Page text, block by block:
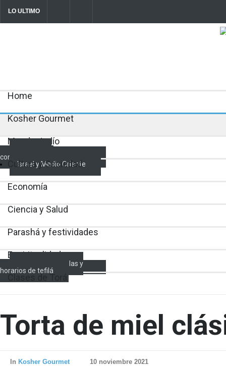
LO ULTIMO
Crisis en el Mossad: Altos
Home
Kosher Gourmet
Mundo Judío
comunitaria
Israel y Medio Oriente
Cultura y Sociedad
Economía
Ciencia y Salud
Parashá y festividades
Espiritualidad
Encendido de velas y
horarios de tefilá
Torta de miel
In Kosher Gourmet 10 noviembre 2021